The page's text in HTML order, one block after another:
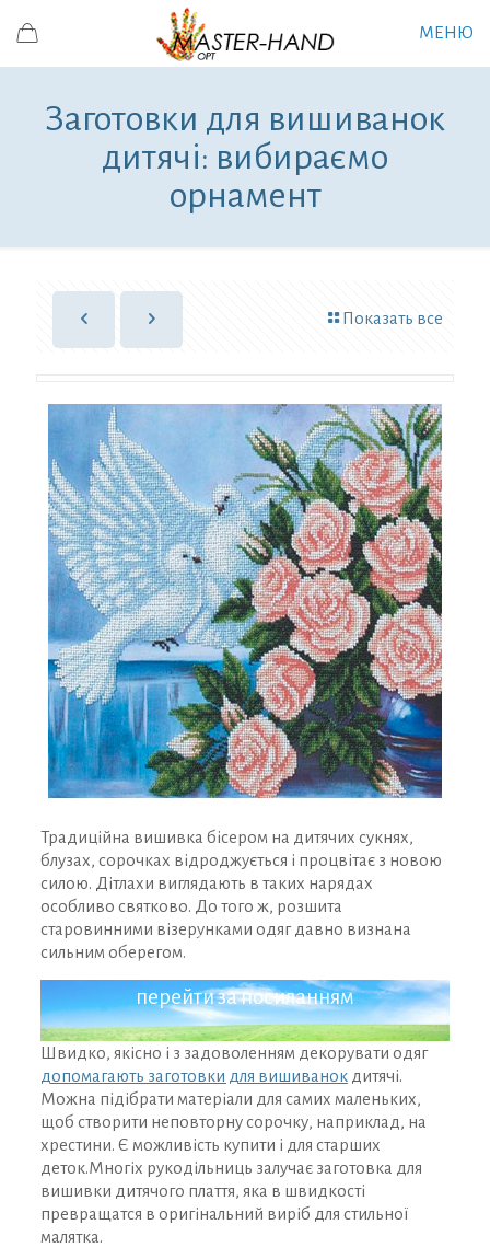
МЕНЮ
Заготовки для вишиванок
дитячі: вибираємо
орнамент
Показать все
Традиційна вишивка бісером на дитячих сукнях,
блузах, сорочках відроджується і процвітає з новою
силою. Дітлахи виглядають в таких нарядах
особливо святково. До того ж, розшита
старовинними візерунками одяг давно визнана
сильним оберегом.
ЗАРЕЄСТРУВАТИСЯ ТА ОТРИМАТИ ДОСТУП
ДО ДИСКОНТНОЇ ПРОГРАМИ
перейти за посиланням
Швидко, якісно і з задоволенням декорувати одяг
допомагають заготовки для вишиванокдитячі.
Можна підібрати матеріали для самих маленьких,
щоб створити неповторну сорочку, наприклад, на
хрестини. Є можливість купити і для старших
деток.Многіх рукодільниць залучає заготовка для
вишивки дитячого плаття, яка в швидкості
превращатся в оригінальний виріб для стильної
малятка.